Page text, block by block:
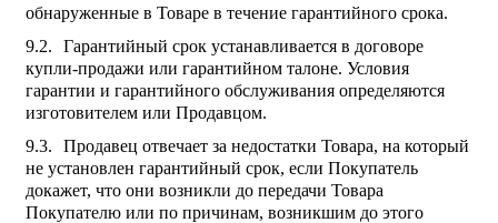
обнаруженные в Товаре в течение гарантийного срока.
Гарантийный срок устанавливается в договоре
купли-продажи или гарантийном талоне. Условия
гарантии и гарантийного обслуживания определяются
изготовителем или Продавцом.
Продавец отвечает за недостатки Товара, на который
не установлен гарантийный срок, если Покупатель
докажет, что они возникли до передачи Товара
Покупателю или по причинам, возникшим до этого